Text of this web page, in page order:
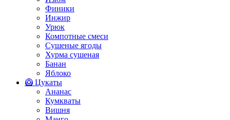
Финики
Инжир
Урюк
Компотные смеси
Сушеные ягоды
Хурма сушеная
Банан
Яблоко
🥝 Цукаты
Ананас
Кумкваты
Вишня